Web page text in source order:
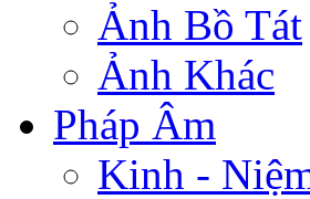
Ảnh Bồ Tát
Ảnh Khác
Pháp Âm
Kinh -